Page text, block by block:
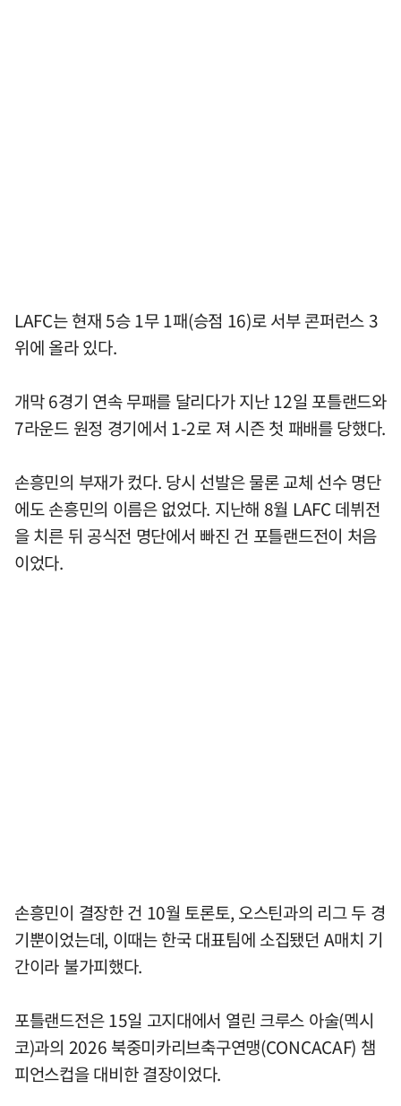
LAFC는 현재 5승 1무 1패(승점 16)로 서부 콘퍼런스 3
위에 올라 있다.
개막 6경기 연속 무패를 달리다가 지난 12일 포틀랜드와
7라운드 원정 경기에서 1-2로 져 시즌 첫 패배를 당했다.
손흥민의 부재가 컸다. 당시 선발은 물론 교체 선수 명단
에도 손흥민의 이름은 없었다. 지난해 8월 LAFC 데뷔전
을 치른 뒤 공식전 명단에서 빠진 건 포틀랜드전이 처음
이었다.
손흥민이 결장한 건 10월 토론토, 오스틴과의 리그 두 경
기뿐이었는데, 이때는 한국 대표팀에 소집됐던 A매치 기
간이라 불가피했다.
포틀랜드전은 15일 고지대에서 열린 크루스 아술(멕시
코)과의 2026 북중미카리브축구연맹(CONCACAF) 챔
피언스컵을 대비한 결장이었다.